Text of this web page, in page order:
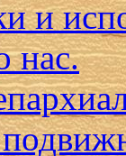
и
нас.